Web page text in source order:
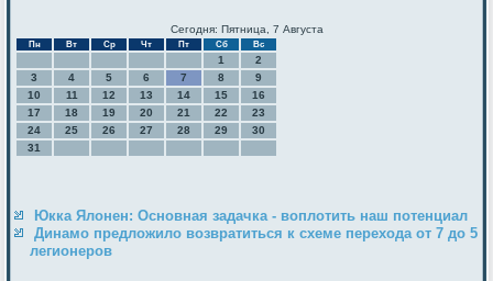
Сегодня: Пятница, 7 Августа
Пн Вт Ср Чт Пт Сб Вс
1
2
3
4 5 6 7 8
9
10
11 12 13 14 15
16
17
18 19 20 21 22
23
24
25 26 27 28 29
30
31
Юкка Ялонен: Основная задачка - воплотить наш потенциал
Динамо предложило возвратиться к схеме перехода от 7 до 5
легионеров